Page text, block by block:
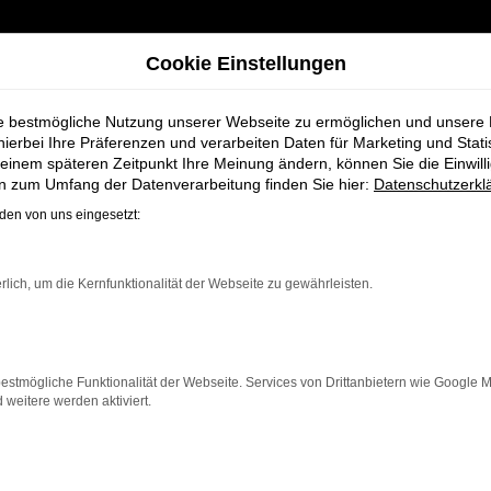
bei Schmidt
zuverlässiges und modernes Fahrzeug suchen. Ob
Design, das sowohl in der Stadt als auch auf
einer breiten Auswahl an Audi Fahrzeugen
maßgeschneiderte Finanzierungslösungen sowie
Cookie Einstellungen
bestmögliche Nutzung unserer Webseite zu ermöglichen und unsere
Ihre Präferenzen und verarbeiten Daten für Marketing und
späteren Zeitpunkt Ihre Meinung ändern, können Sie die
zum Umfang der Datenverarbeitung finden Sie hier:
von uns eingesetzt:
um die Kernfunktionalität der Webseite zu gewährleisten.
Funktionalität der Webseite. Services von Drittanbietern wie Google
weitere werden aktiviert.